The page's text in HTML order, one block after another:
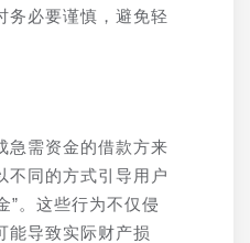
务必要谨慎，避免轻
急需资金的借款方来
不同的方式引导用户
”。这些行为不仅侵
能导致实际财产损